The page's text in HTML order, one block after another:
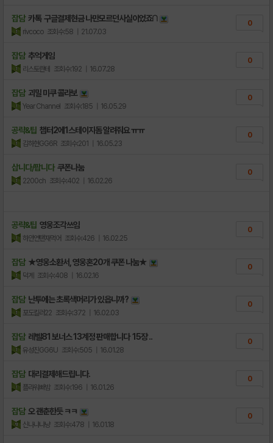
잡담 카톡 구글결제현금 나만모르던사실이었죠∩
rivcoco 조회수:58 | 21.07.03
0
잡담 추억게임
리스토란테 조회수:192 | 16.07.28
0
잡담 괴밀 미쿠 콜라보
Year Channel 조회수:185 | 16.05.29
0
공략&팁 챕터2에1스테이지돔 알려줘요 ㅠㅠ
김하현GG6R 조회수:201 | 16.05.23
0
삽니다/팝니다 쿠폰나눔
2200ch 조회수:402 | 16.02.26
0
공략&팁 영웅조각쓰임
하얀연탠재먹어 조회수:426 | 16.02.25
0
잡담 ★영웅소환서, 영웅혼20개 쿠폰 나눔★
덕계 조회수:408 | 16.02.16
0
잡담 난투에는 초록색머리가 있읍니까?
포도킬러22 조회수:372 | 16.02.03
0
잡담 레벨81 보너스 13계정 판매합니다 15장 ..
유성진GG6U 조회수:505 | 16.01.28
0
잡담 대리결제해드립니다.
플라워빠밤 조회수:196 | 16.01.26
0
잡담 오 괜춘한듯 ㅋㅋ
신나냐냐냥 조회수:478 | 16.01.18
0